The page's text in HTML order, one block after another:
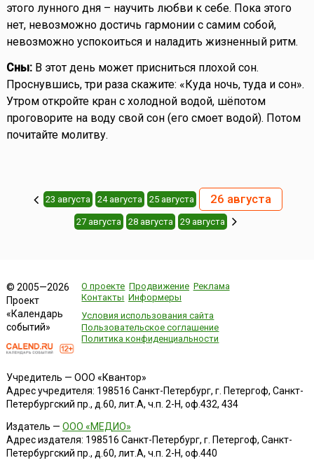
этого лунного дня – научить любви к себе. Пока этого
нет, невозможно достичь гармонии с самим собой,
невозможно успокоиться и наладить жизненный ритм.
Сны:В этот день может присниться плохой сон.
Проснувшись, три раза скажите: «Куда ночь, туда и сон».
Утром откройте кран с холодной водой, шёпотом
проговорите на воду свой сон (его смоет водой). Потом
почитайте молитву.
23 августа 24 августа 25 августа 26 августа
27 августа 28 августа 29 августа
© 2005—2026
Проект
«Календарь
событий»
О проекте Продвижение Реклама
Контакты Информеры
Условия использования сайта
Пользовательское соглашение
Политика конфиденциальности
Учредитель — ООО «Квантор»
Адрес учредителя: 198516 Санкт-Петербург, г. Петергоф, Санкт-
Петербургский пр., д.60, лит.А, ч.п. 2-Н, оф.432, 434
Издатель — ООО «МЕДИО»
Адрес издателя: 198516 Санкт-Петербург, г. Петергоф, Санкт-
Петербургский пр., д.60, лит.А, ч.п. 2-Н, оф.440